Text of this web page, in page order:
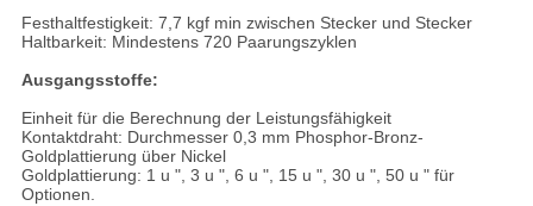
Festhaltfestigkeit: 7,7 kgf min zwischen Stecker und Stecker
Haltbarkeit: Mindestens 720 Paarungszyklen
Ausgangsstoffe:
Einheit für die Berechnung der Leistungsfähigkeit
Kontaktdraht: Durchmesser 0,3 mm Phosphor-Bronz-
Goldplattierung über Nickel
Goldplattierung: 1 u ", 3 u ", 6 u ", 15 u ", 30 u ", 50 u " für
Optionen.